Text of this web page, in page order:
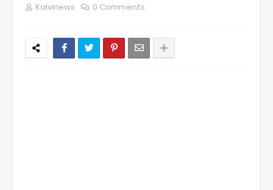
Kalvinews 0 Comments